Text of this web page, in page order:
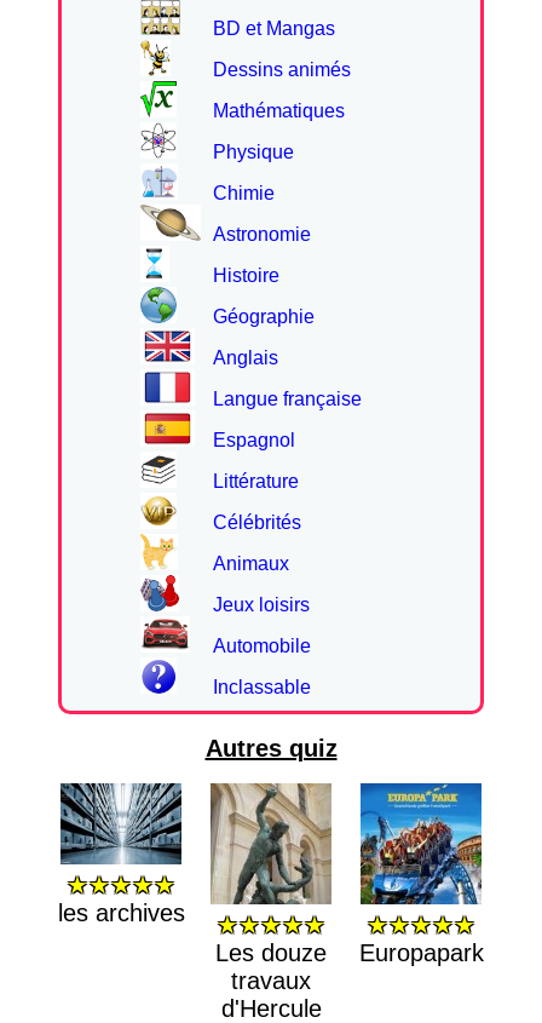
BD et Mangas
Dessins animés
Mathématiques
Physique
Chimie
Astronomie
Histoire
Géographie
Anglais
Langue française
Espagnol
Littérature
Célébrités
Animaux
Jeux loisirs
Automobile
Inclassable
Autres quiz
★★★★★
les archives
★★★★★
Les douze
travaux
d'Hercule
★★★★★
Europapark